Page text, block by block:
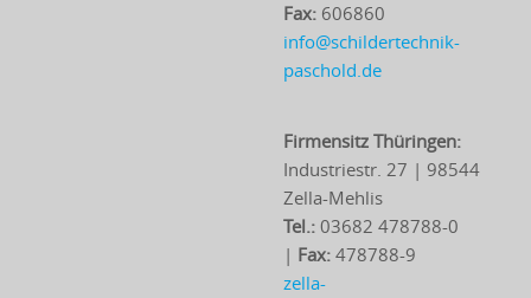
Fax: 606860
info@schildertechnik-
paschold.de
Firmensitz Thüringen:
Industriestr. 27 | 98544
Zella-Mehlis
Tel.: 03682 478788-0
| Fax: 478788-9
zella-